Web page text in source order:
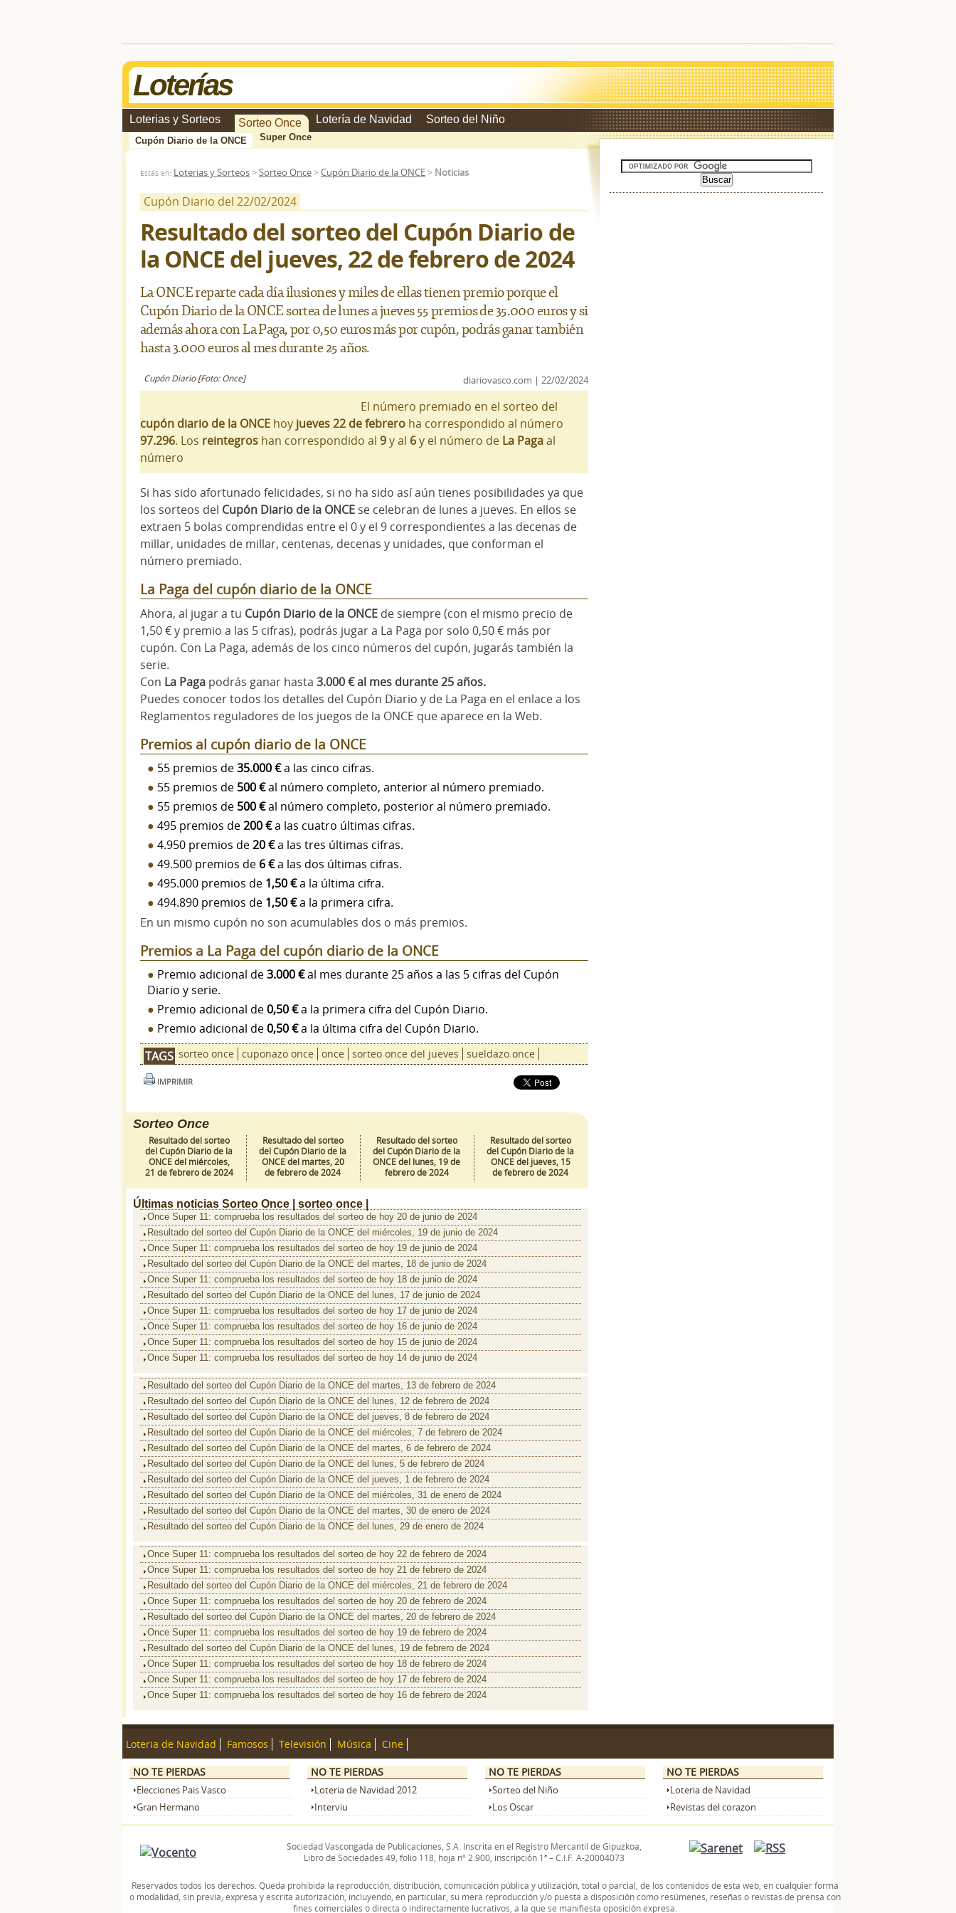
Loterías
Loterias y Sorteos Sorteo Once
Cupón Diario de la ONCE Super Once
Lotería de Navidad Sorteo del Niño
Estás en: Loterias y Sorteos>Sorteo Once>Cupón Diario de la ONCE> Noticias
Cupón Diario del 22/02/2024
Resultado del sorteo del Cupón Diario de
la ONCE del jueves, 22 de febrero de 2024
La ONCE reparte cada día ilusiones y miles de ellas tienen premio porque el
Cupón Diario de la ONCE sortea de lunes a jueves 55 premios de 35.000 euros y si
además ahora con La Paga, por 0,50 euros más por cupón, podrás ganar también
hasta 3.000 euros al mes durante 25 años.
diariovasco.com | 22/02/2024
Cupón Diario [Foto: Once]
El número premiado en el sorteo del
cupón diario de la ONCE hoy jueves 22 de febrero ha correspondido al número
97.296. Los reintegros han correspondido al 9y al 6y el número de La Pagaal
número
Si has sido afortunado felicidades, si no ha sido así aún tienes posibilidades ya que
los sorteos del Cupón Diario de la ONCE se celebran de lunes a jueves. En ellos se
extraen 5 bolas comprendidas entre el 0 y el 9 correspondientes a las decenas de
millar, unidades de millar, centenas, decenas y unidades, que conforman el
número premiado.
La Paga del cupón diario de la ONCE
Ahora, al jugar a tu Cupón Diario de la ONCE de siempre (con el mismo precio de
1,50 € y premio a las 5 cifras), podrás jugar a La Paga por solo 0,50 € más por
cupón. Con La Paga, además de los cinco números del cupón, jugarás también la
serie.
Con La Paga podrás ganar hasta 3.000 € al mes durante 25 años.
Puedes conocer todos los detalles del Cupón Diario y de La Paga en el enlace a los
Reglamentos reguladores de los juegos de la ONCE que aparece en la Web.
Premios al cupón diario de la ONCE
55 premios de35.000 €a las cinco cifras.
55 premios de 500 €al número completo, anterior al número premiado.
55 premios de 500 €al número completo, posterior al número premiado.
495 premios de200 €a las cuatro últimas cifras.
4.950 premios de20 €a las tres últimas cifras.
49.500 premios de 6 €a las dos últimas cifras.
495.000 premios de 1,50 €a la última cifra.
494.890 premios de 1,50 €a la primera cifra.
En un mismo cupón no son acumulables dos o más premios.
Premios a La Paga del cupón diario de la ONCE
Premio adicional de3.000 €al mes durante 25 años a las 5 cifras del Cupón
Diario y serie.
Premio adicional de0,50 €a la primera cifra del Cupón Diario.
Premio adicional de0,50 €a la última cifra del Cupón Diario.
TAGS sorteo once cuponazo once once sorteo once del jueves sueldazo once
IMPRIMIR
Sorteo Once
Resultado del sorteo
del Cupón Diario de la
ONCE del miércoles,
21 de febrero de 2024
Resultado del sorteo
del Cupón Diario de la
ONCE del martes, 20
de febrero de 2024
Resultado del sorteo
del Cupón Diario de la
ONCE del lunes, 19 de
febrero de 2024
Resultado del sorteo
del Cupón Diario de la
ONCE del jueves, 15
de febrero de 2024
Últimas noticias Sorteo Once | sorteo once |
Once Super 11: comprueba los resultados del sorteo de hoy 20 de junio de 2024
Resultado del sorteo del Cupón Diario de la ONCE del miércoles, 19 de junio de 2024
Once Super 11: comprueba los resultados del sorteo de hoy 19 de junio de 2024
Resultado del sorteo del Cupón Diario de la ONCE del martes, 18 de junio de 2024
Once Super 11: comprueba los resultados del sorteo de hoy 18 de junio de 2024
Resultado del sorteo del Cupón Diario de la ONCE del lunes, 17 de junio de 2024
Once Super 11: comprueba los resultados del sorteo de hoy 17 de junio de 2024
Once Super 11: comprueba los resultados del sorteo de hoy 16 de junio de 2024
Once Super 11: comprueba los resultados del sorteo de hoy 15 de junio de 2024
Once Super 11: comprueba los resultados del sorteo de hoy 14 de junio de 2024
Resultado del sorteo del Cupón Diario de la ONCE del martes, 13 de febrero de 2024
Resultado del sorteo del Cupón Diario de la ONCE del lunes, 12 de febrero de 2024
Resultado del sorteo del Cupón Diario de la ONCE del jueves, 8 de febrero de 2024
Resultado del sorteo del Cupón Diario de la ONCE del miércoles, 7 de febrero de 2024
Resultado del sorteo del Cupón Diario de la ONCE del martes, 6 de febrero de 2024
Resultado del sorteo del Cupón Diario de la ONCE del lunes, 5 de febrero de 2024
Resultado del sorteo del Cupón Diario de la ONCE del jueves, 1 de febrero de 2024
Resultado del sorteo del Cupón Diario de la ONCE del miércoles, 31 de enero de 2024
Resultado del sorteo del Cupón Diario de la ONCE del martes, 30 de enero de 2024
Resultado del sorteo del Cupón Diario de la ONCE del lunes, 29 de enero de 2024
Once Super 11: comprueba los resultados del sorteo de hoy 22 de febrero de 2024
Once Super 11: comprueba los resultados del sorteo de hoy 21 de febrero de 2024
Resultado del sorteo del Cupón Diario de la ONCE del miércoles, 21 de febrero de 2024
Once Super 11: comprueba los resultados del sorteo de hoy 20 de febrero de 2024
Resultado del sorteo del Cupón Diario de la ONCE del martes, 20 de febrero de 2024
Once Super 11: comprueba los resultados del sorteo de hoy 19 de febrero de 2024
Resultado del sorteo del Cupón Diario de la ONCE del lunes, 19 de febrero de 2024
Once Super 11: comprueba los resultados del sorteo de hoy 18 de febrero de 2024
Once Super 11: comprueba los resultados del sorteo de hoy 17 de febrero de 2024
Once Super 11: comprueba los resultados del sorteo de hoy 16 de febrero de 2024
Loteria de Navidad Famosos Televisión Música Cine
NO TE PIERDAS
Elecciones Pais Vasco
Gran Hermano
NO TE PIERDAS
Loteria de Navidad 2012
Interviu
NO TE PIERDAS
Sorteo del Niño
Los Oscar
NO TE PIERDAS
Loteria de Navidad
Revistas del corazon
Sociedad Vascongada de Publicaciones, S.A. Inscrita en el Registro Mercantil de Gipuzkoa,
Libro de Sociedades 49, folio 118, hoja nº 2.900, inscripción 1ª – C.I.F. A-20004073
Reservados todos los derechos. Queda prohibida la reproducción, distribución, comunicación pública y utilización, total o parcial, de los contenidos de esta web, en cualquier forma
o modalidad, sin previa, expresa y escrita autorización, incluyendo, en particular, su mera reproducción y/o puesta a disposición como resúmenes, reseñas o revistas de prensa con
fines comerciales o directa o indirectamente lucrativos, a la que se manifiesta oposición expresa.